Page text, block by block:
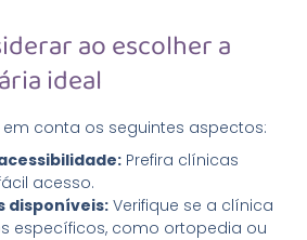
ao escolher a
ideal
em conta os seguintes aspectos:
Prefira clínicas
acesso.
disponíveis:Verifique se a clínica
específicos, como ortopedia ou